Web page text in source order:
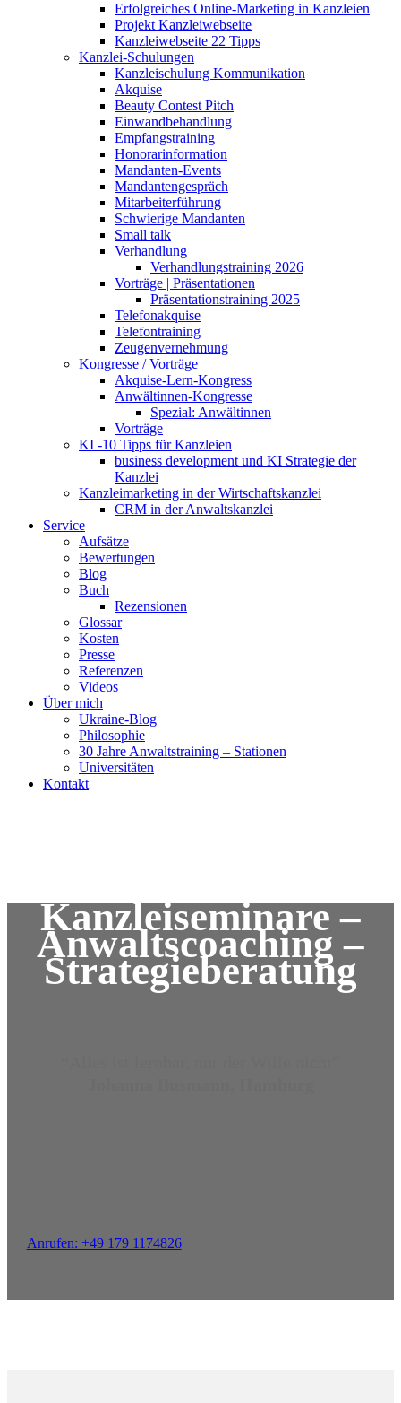
Erfolgreiches Online-Marketing in Kanzleien
Projekt Kanzleiwebseite
Kanzleiwebseite 22 Tipps
Kanzlei-Schulungen
Kanzleischulung Kommunikation
Akquise
Beauty Contest Pitch
Einwandbehandlung
Empfangstraining
Honorarinformation
Mandanten-Events
Mandantengespräch
Mitarbeiterführung
Schwierige Mandanten
Small talk
Verhandlung
Verhandlungstraining 2026
Vorträge | Präsentationen
Präsentationstraining 2025
Telefonakquise
Telefontraining
Zeugenvernehmung
Kongresse / Vorträge
Akquise-Lern-Kongress
Anwältinnen-Kongresse
Spezial: Anwältinnen
Vorträge
KI -10 Tipps für Kanzleien
business development und KI Strategie der
Kanzlei
Kanzleimarketing in der Wirtschaftskanzlei
CRM in der Anwaltskanzlei
Service
Aufsätze
Bewertungen
Blog
Buch
Rezensionen
Glossar
Kosten
Presse
Referenzen
Videos
Über mich
Ukraine-Blog
Philosophie
30 Jahre Anwaltstraining – Stationen
Universitäten
Kontakt
Kanzleiseminare –
Anwaltscoaching –
Strategieberatung
Anrufen: +49 179 1174826